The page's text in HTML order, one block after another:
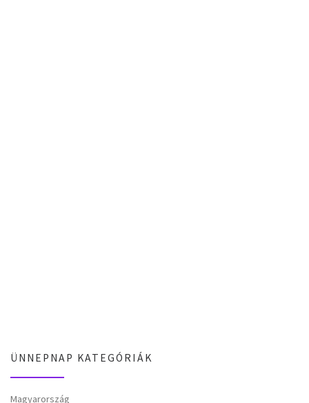
ÜNNEPNAP KATEGÓRIÁK
Magyarország